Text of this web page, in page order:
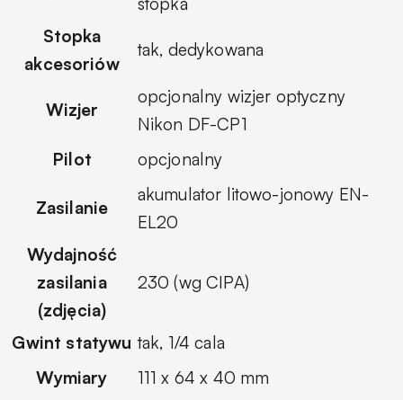
Stopka
akcesoriów
tak, dedykowana
Wizjer
opcjonalny wizjer optyczny
Nikon DF-CP1
Pilot
opcjonalny
Zasilanie
akumulator litowo-jonowy EN-
EL20
Wydajność
zasilania
(zdjęcia)
230 (wg CIPA)
Gwint statywu tak, 1/4 cala
Wymiary
111 x 64 x 40 mm